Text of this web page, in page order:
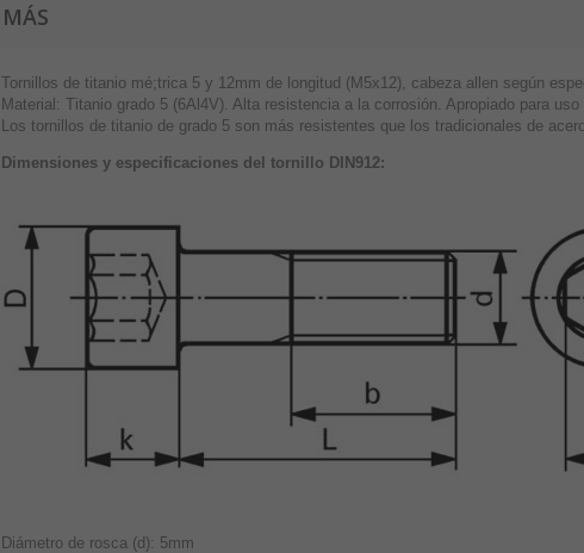
MÁS
Tornillos de titanio mé;trica 5 y 12mm de longitud (M5x12), cabeza allen según
Material: Titanio grado 5 (6Al4V). Alta resistencia a la corrosión. Apropiado para
Los tornillos de titanio de grado 5 son más resistentes que los tradicionales de
Dimensiones y especificaciones del tornillo DIN912:
Diámetro de rosca (d): 5mm